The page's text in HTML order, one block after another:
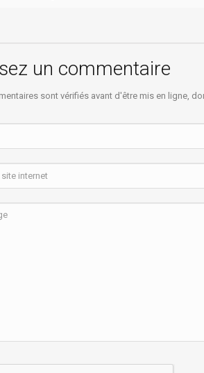
un commentaire
sont vérifiés avant d'être mis en ligne,